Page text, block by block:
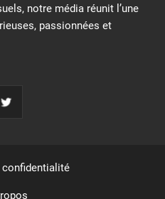
notre média réunit l’une
passionnées et